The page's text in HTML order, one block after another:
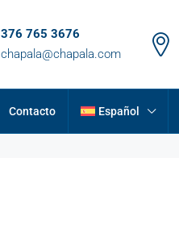
376 765 3676
chapala@chapala.com
Contacto Español